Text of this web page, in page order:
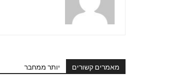
מאמרים קשורים יותר ממחבר